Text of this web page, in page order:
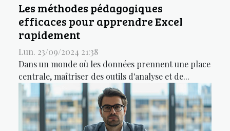
Les méthodes pédagogiques
efficaces pour apprendre Excel
rapidement
Lun. 23/09/2024 21:38
Dans un monde où les données prennent une place
centrale, maîtriser des outils d'analyse et de...